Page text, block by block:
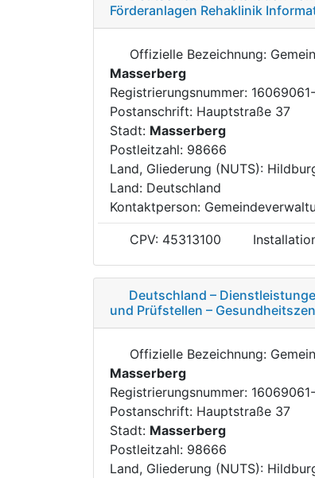
Förderanlagen Rehaklinik
Offizielle Bezeichnung:
Masserberg
Registrierungsnummer:
Postanschrift: Hauptstraße 37
Stadt: Masserberg
Postleitzahl: 98666
Land, Gliederung (NUTS):
Land: Deutschland
Kontaktperson:
CPV: 45313100
Deutschland –
und Prüfstellen –
Offizielle Bezeichnung:
Masserberg
Registrierungsnummer:
Postanschrift: Hauptstraße 37
Stadt: Masserberg
Postleitzahl: 98666
Land, Gliederung (NUTS):